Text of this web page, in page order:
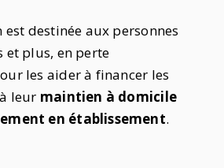
destinée aux personnes
et plus, en perte
les aider à financer les
leur maintien à domicile
en établissement.